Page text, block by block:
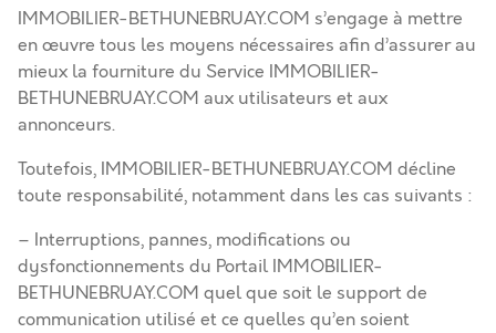
IMMOBILIER-BETHUNEBRUAY.COM s’engage à mettre
en œuvre tous les moyens nécessaires afin d’assurer au
mieux la fourniture du Service IMMOBILIER-
BETHUNEBRUAY.COM aux utilisateurs et aux
annonceurs.
Toutefois, IMMOBILIER-BETHUNEBRUAY.COM décline
toute responsabilité, notamment dans les cas suivants :
– Interruptions, pannes, modifications ou
dysfonctionnements du Portail IMMOBILIER-
BETHUNEBRUAY.COM quel que soit le support de
communication utilisé et ce quelles qu’en soient